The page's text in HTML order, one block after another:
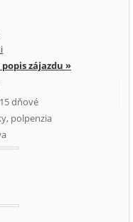
zájazdu »
dňové
polpenzia